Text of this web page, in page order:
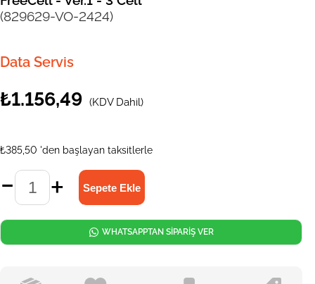
(829629-VO-2424)
Data Servis
₺1.156,49 (KDV Dahil)
₺385,50 'den başlayan taksitlerle
WHATSAPPTAN SİPARİŞ VER